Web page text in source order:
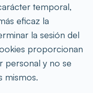
temporal,
eficaz la
la sesión del
proporcionan
personal y no se
mismos.